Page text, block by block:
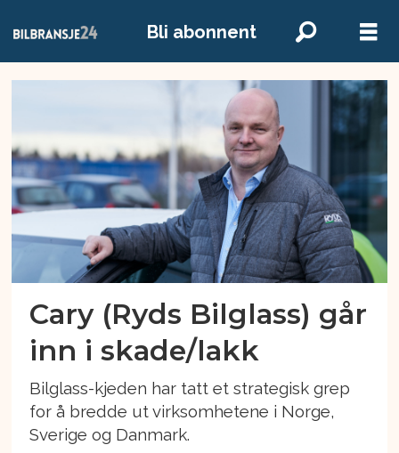
Bli abonnent
Emne:
ryds
bilglass
Cary (Ryds Bilglass) går
inn i skade/lakk
Bilglass-kjeden har tatt et strategisk grep
for å bredde ut virksomhetene i Norge,
Sverige og Danmark.